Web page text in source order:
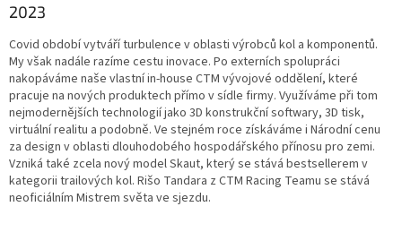
2023
Covid období vytváří turbulence v oblasti výrobců kol a komponentů.
My však nadále razíme cestu inovace. Po externích spolupráci
nakopáváme naše vlastní in-house CTM vývojové oddělení, které
pracuje na nových produktech přímo v sídle firmy. Využíváme při tom
nejmodernějších technologií jako 3D konstrukční softwary, 3D tisk,
virtuální realitu a podobně. Ve stejném roce získáváme i Národní cenu
za design v oblasti dlouhodobého hospodářského přínosu pro zemi.
Vzniká také zcela nový model Skaut, který se stává bestsellerem v
kategorii trailových kol. Rišo Tandara z CTM Racing Teamu se stává
neoficiálním Mistrem světa ve sjezdu.